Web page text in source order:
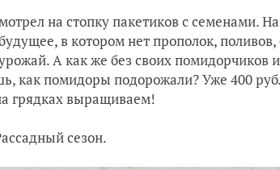
на стопку пакетиков с семенами.
в котором нет прополок,
А как же без своих помидорчиков
как помидоры подорожали? Уже 400
грядках выращиваем!
сезон.